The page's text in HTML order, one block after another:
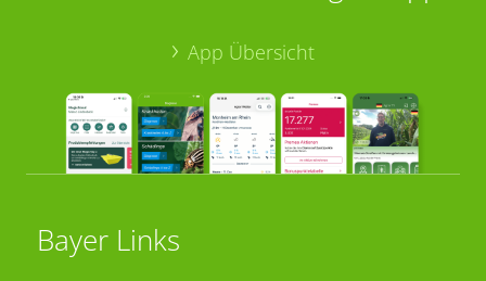
App Übersicht
Bayer Links